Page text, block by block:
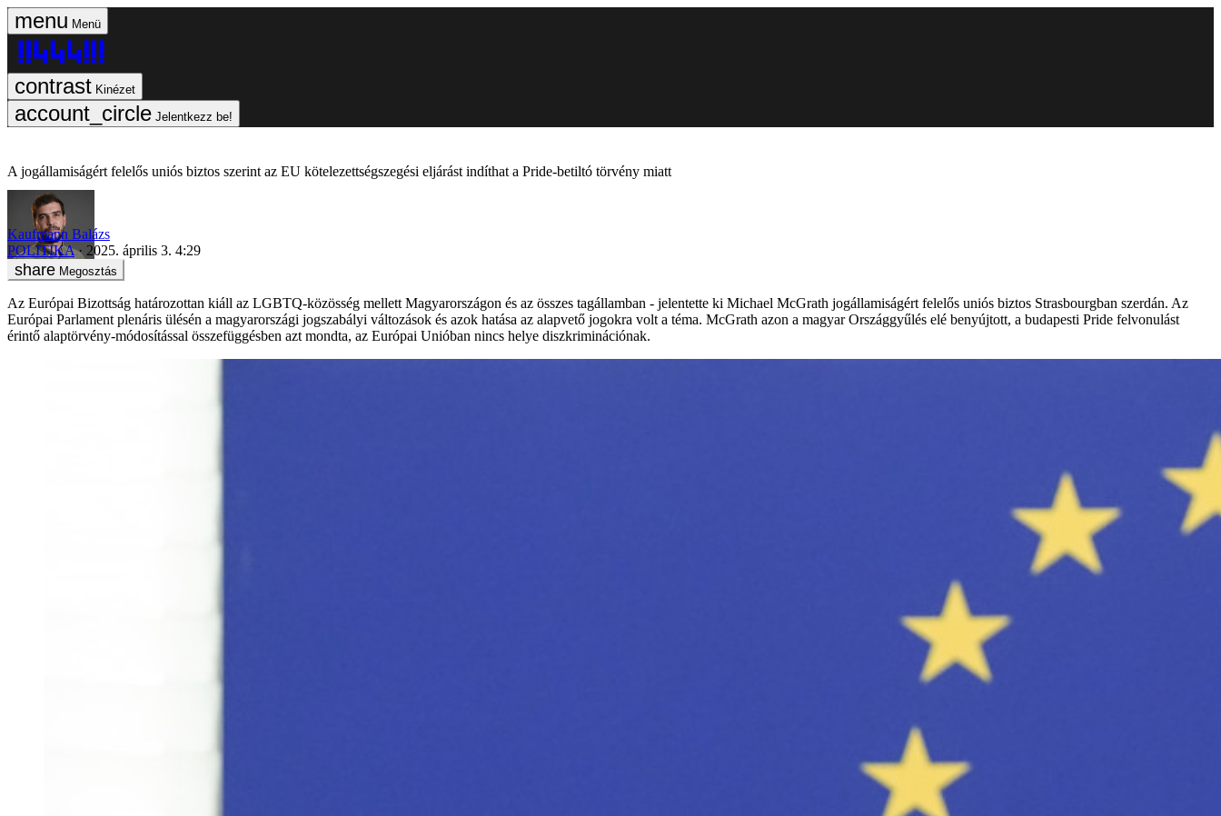
Menü
Kinézet
Jelentkezz be!
A jogállamiságért felelős uniós biztos szerint az EU kötelezettségszegési eljárást indíthat a Pride-betiltó törvény miatt
Kaufmann Balázs
POLITIKA
2025. április 3. 4:29
Megosztás
Az Európai Bizottság határozottan kiáll az LGBTQ-közösség mellett Magyarországon és az összes tagállamban - jelentette ki Michael McGrath jogállamiságért felelős uniós biztos Strasbourgban szerdán. Az
Európai Parlament plenáris ülésén a magyarországi jogszabályi változások és azok hatása az alapvető jogokra volt a téma. McGrath azon a magyar Országgyűlés elé benyújtott, a budapesti Pride felvonulást
érintő alaptörvény-módosítással összefüggésben azt mondta, az Európai Unióban nincs helye diszkriminációnak.